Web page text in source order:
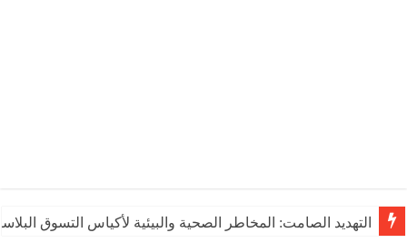
التهديد الصامت: المخاطر الصحية والبيئية لأكياس التسوق